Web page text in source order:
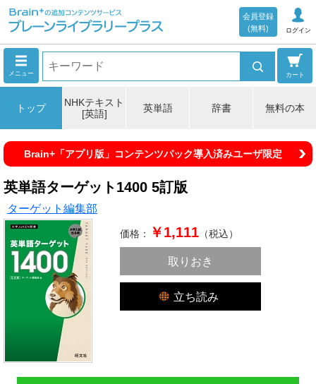
ログイン
会員登録
(無料)
メニュー カート
トップ
NHKテキスト
[英語]
英単語 辞書 無料の本
Brain+「アプリ版」コンテンツパック導入済みユーザ限定
英単語ターゲット1400 5訂版
ターゲット編集部
価格： ￥1,111 （税込）
取りおき
立ち読み